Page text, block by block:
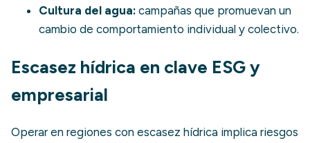
Cultura del agua: campañas que promuevan un
cambio de comportamiento individual y colectivo.
Escasez hídrica en clave ESG y
empresarial
Operar en regiones con escasez hídrica implica riesgos